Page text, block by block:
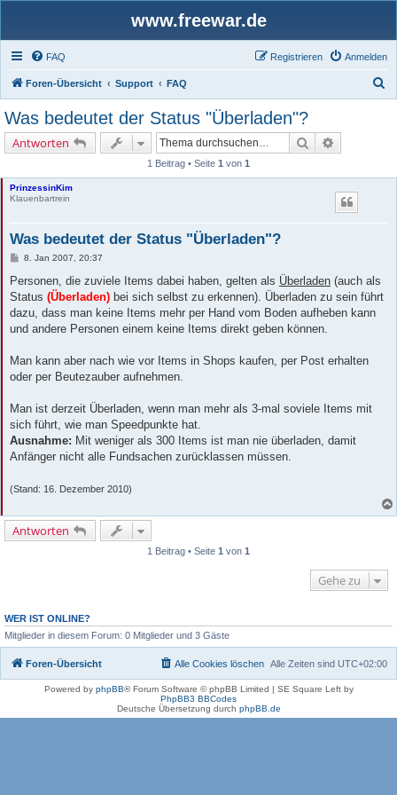
www.freewar.de
FAQ Anmelden
Registrieren
Foren-Übersicht Support FAQ
Was bedeutet der Status "Überladen"?
Antworten Suche
1 Beitrag • Seite 1 von 1
PrinzessinKim
Klauenbartrein
Was bedeutet der Status "Überladen"?
B
i
r
a
8. Jan 2007, 20:37
Personen, die zuviele Items dabei haben, gelten als Überladen (auch als
Status (Überladen) bei sich selbst zu erkennen). Überladen zu sein führt
dazu, dass man keine Items mehr per Hand vom Boden aufheben kann
und andere Personen einem keine Items direkt geben können.
Man kann aber nach wie vor Items in Shops kaufen, per Post erhalten
oder per Beutezauber aufnehmen.
Man ist derzeit Überladen, wenn man mehr als 3-mal soviele Items mit
sich führt, wie man Speedpunkte hat.
Ausnahme: Mit weniger als 300 Items ist man nie überladen, damit
Anfänger nicht alle Fundsachen zurücklassen müssen.
(Stand: 16. Dezember 2010)
Antworten
1 Beitrag • Seite 1 von 1
Gehe zu
WER IST ONLINE?
Mitglieder in diesem Forum: 0 Mitglieder und 3 Gäste
Foren-Übersicht Alle Zeiten sind UTC+02:00
Alle Cookies löschen
Powered by phpBB® Forum Software © phpBB Limited | SE Square Left by
PhpBB3 BBCodes
Deutsche Übersetzung durch phpBB.de